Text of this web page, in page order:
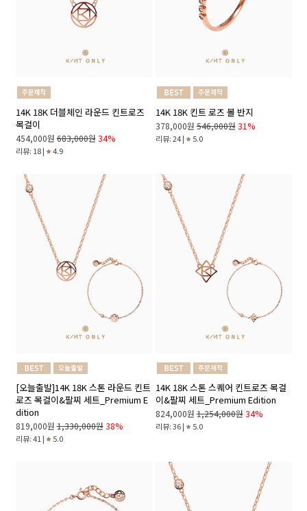
14K 18K 더블체인 라운드 킨트로즈
목걸이
454,000원 683,000원 34%
리뷰: 18 | 4.9
14K 18K 킨트 로즈 볼 반지
378,000원 546,000원 31%
리뷰: 24 | 5.0
[오늘출발]14K 18K 스톤 라운드 킨트
로즈 목걸이&팔찌 세트_Premium E
dition
819,000원 1,330,000원 38%
리뷰: 41 | 5.0
14K 18K 스톤 스퀘어 킨트로즈 목걸
이&팔찌 세트_Premium Edition
824,000원 1,254,000원 34%
리뷰: 36 | 5.0